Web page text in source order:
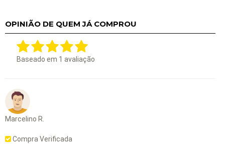
OPINIÃO DE QUEM JÁ COMPROU
Baseado em 1 avaliação
Marcelino R.
Compra Verificada